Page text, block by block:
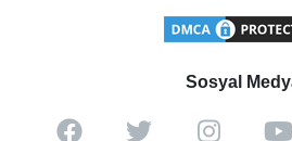
Sosyal